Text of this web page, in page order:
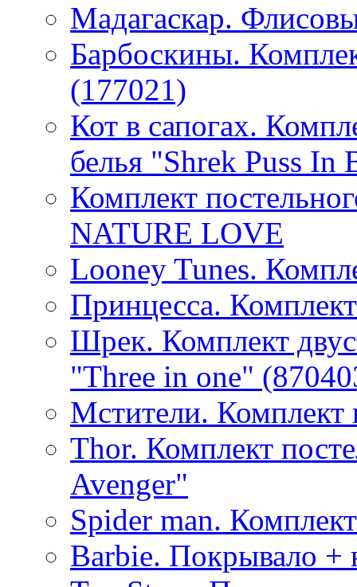
Мадагаскар.
Барбоскины.
(177021)
Кот в сапогах.
белья "Shrek Puss In
Комплект
NATURE LOVE
Looney Tunes.
Принцесса.
Шрек. Комплект
"Three in one"
Мстители. Комплект
Thor. Комплект
Avenger"
Spider man.
Barbie. Покрывало +